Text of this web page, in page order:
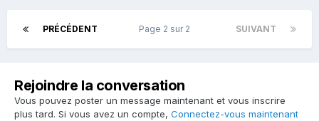
PRÉCÉDENT SUIVANT
Page 2 sur 2
Rejoindre la conversation
Vous pouvez poster un message maintenant et vous inscrire
plus tard. Si vous avez un compte, Connectez-vous maintenant